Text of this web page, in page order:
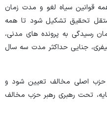
سایبری سال ۲۰۲۳ و همه قوانین سیاه لغو و مدت زمان
تحقیق تشکیل شود تا همه
رسیدگی به پرونده های مدنی،
های کیفری، جنایی حداکثر مدت سه سال
حزب اصلی مخالف تعیین شود و
تحت رهبری رهبر حزب مخالف